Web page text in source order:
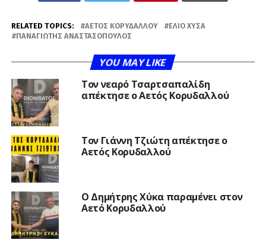
RELATED TOPICS: ΑΕΤΌΣ ΚΟΡΥΔΑΛΛΟΎ
ΈΛΙΟ ΧΎΣΑ
ΠΑΝΑΓΙΏΤΗΣ ΑΝΑΣΤΑΣΌΠΟΥΛΟΣ
YOU MAY LIKE
Τον νεαρό Τσαρτσαπαλίδη
απέκτησε ο Αετός Κορυδαλλού
Τον Γιάννη Τζιώτη απέκτησε ο
Αετός Κορυδαλλού
O Δημήτρης Χύκα παραμένει στον
Αετό Κορυδαλλού